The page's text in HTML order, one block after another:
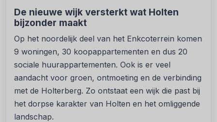
De nieuwe wijk versterkt wat Holten
bijzonder maakt
Op het noordelijk deel van het Enkcoterrein komen
9 woningen, 30 koopappartementen en dus 20
sociale huurappartementen. Ook is er veel
aandacht voor groen, ontmoeting en de verbinding
met de Holterberg. Zo ontstaat een wijk die past bij
het dorpse karakter van Holten en het omliggende
landschap.